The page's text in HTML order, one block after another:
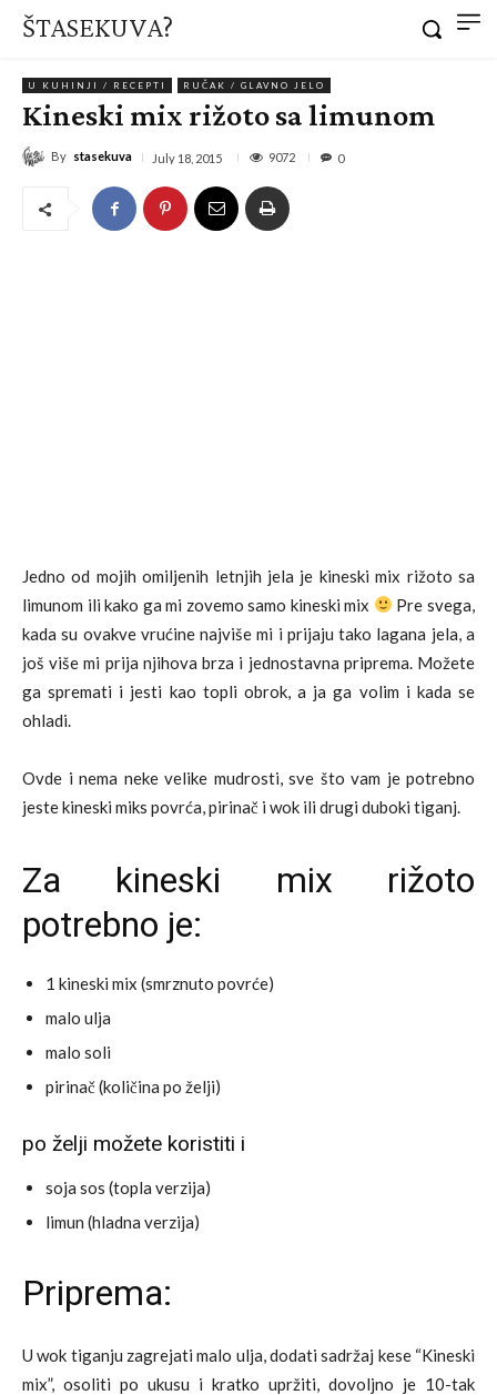
ŠTASEKUVA?
U KUHINJI / RECEPTI RUČAK / GLAVNO JELO
Kineski mix rižoto sa limunom
By stasekuva July 18, 2015 9072 0
Jedno od mojih omiljenih letnjih jela je kineski mix rižoto sa
limunom ili kako ga mi zovemo samo kineski mix
Pre svega,
kada su ovakve vrućine najviše mi i prijaju tako lagana jela, a
još više mi prija njihova brza i jednostavna priprema. Možete
ga spremati i jesti kao topli obrok, a ja ga volim i kada se
ohladi.
Ovde i nema neke velike mudrosti, sve što vam je potrebno
jeste kineski miks povrća, pirinač i wok ili drugi duboki tiganj.
Za kineski mix rižoto
potrebno je:
1 kineski mix (smrznuto povrće)
malo ulja
malo soli
pirinač (količina po želji)
po želji možete koristiti i
soja sos (topla verzija)
limun (hladna verzija)
Priprema:
U wok tiganju zagrejati malo ulja, dodati sadržaj kese “Kineski
mix”, osoliti po ukusu i kratko upržiti, dovoljno je 10-tak